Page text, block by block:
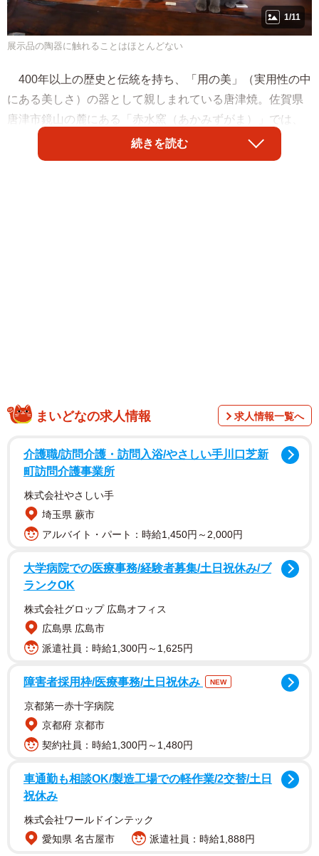
1/11
展示品の陶器に触れることはほとんどない
400年以上の歴史と伝統を持ち、「用の美」（実用性の中
にある美しさ）の器として親しまれている唐津焼。佐賀県
唐津市鏡山の麓にある「赤水窯（あかみずがま）」では、
熊本千治さん（72）、象さん（しょう＝43）親子が、伝統
と風土をいかしながら、新たな作品を生み出そうと日々作
ブリティッシュショートヘアのそうへい店長
で一人暮らしをしていたときに飼っていたんですよ。僕も
弟も幼いころから実家にはいつも猫がいて身近な存在でし
続きを読む
まいどなの求人情報 求人情報一覧へ
介護職/訪問介護・訪問入浴/やさしい手川口芝新
町訪問介護事業所
株式会社やさしい手
埼玉県 蕨市
アルバイト・パート：時給1,450円～2,000円
大学病院での医療事務/経験者募集/土日祝休み/ブ
ランクOK
株式会社グロップ 広島オフィス
広島県 広島市
派遣社員：時給1,300円～1,625円
障害者採用枠/医療事務/土日祝休み NEW
京都第一赤十字病院
京都府 京都市
契約社員：時給1,300円～1,480円
車通勤も相談OK/製造工場での軽作業/2交替/土日
祝休み
株式会社ワールドインテック
愛知県 名古屋市
派遣社員：時給1,888円